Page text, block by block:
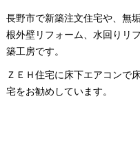
長野市で新築注文住宅や、無
根外壁リフォーム、水回りリ
築工房です。
ＺＥＨ住宅に床下エアコンで
宅をお勧めしています。